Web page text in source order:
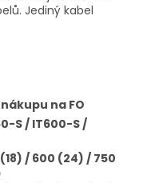
Jediný kabel
na FO
S / IT600-S /
/ 600 (24) / 750